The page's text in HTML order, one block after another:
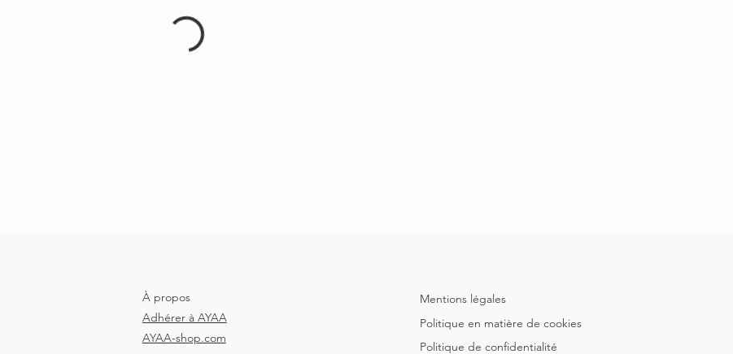
À propos
Adhérer à AYAA
AYAA-shop.com
Mentions légales
Politique en matière de cookies
Politique de confidentialité